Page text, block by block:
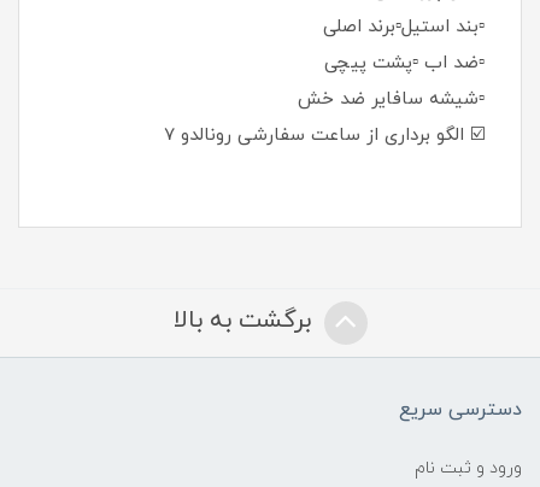
▫️بند استیل▫️برند اصلی
▫️ضد اب ▫️پشت پیچی
▫️شیشه سافایر ضد خش
☑️ الگو برداری از ساعت سفارشی رونالدو 7
برگشت به بالا
دسترسی سریع
ورود و ثبت نام